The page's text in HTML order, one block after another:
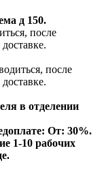
д 150.
после
после
в отделении
От: 30%.
1-10 рабочих